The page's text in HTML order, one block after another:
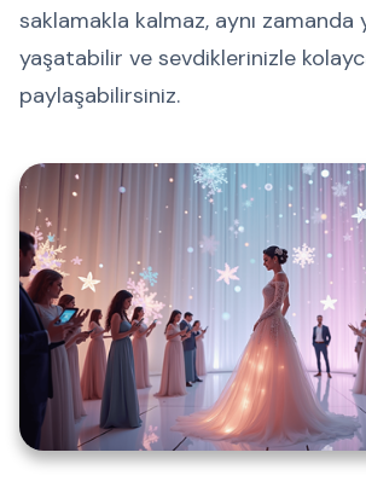
saklamakla kalmaz, aynı zamanda
yaşatabilir ve sevdiklerinizle
paylaşabilirsiniz.